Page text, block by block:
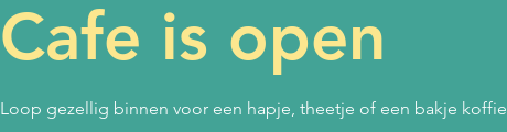
Cafe is open
Loop gezellig binnen voor een hapje, theetje of een bakje koffie